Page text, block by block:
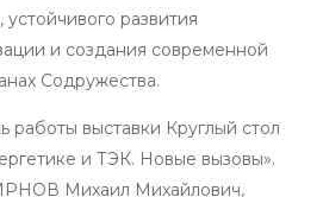
развития
и создания современной
Содружества.
выставки Круглый стол
и ТЭК. Новые вызовы».
Михаил Михайлович,